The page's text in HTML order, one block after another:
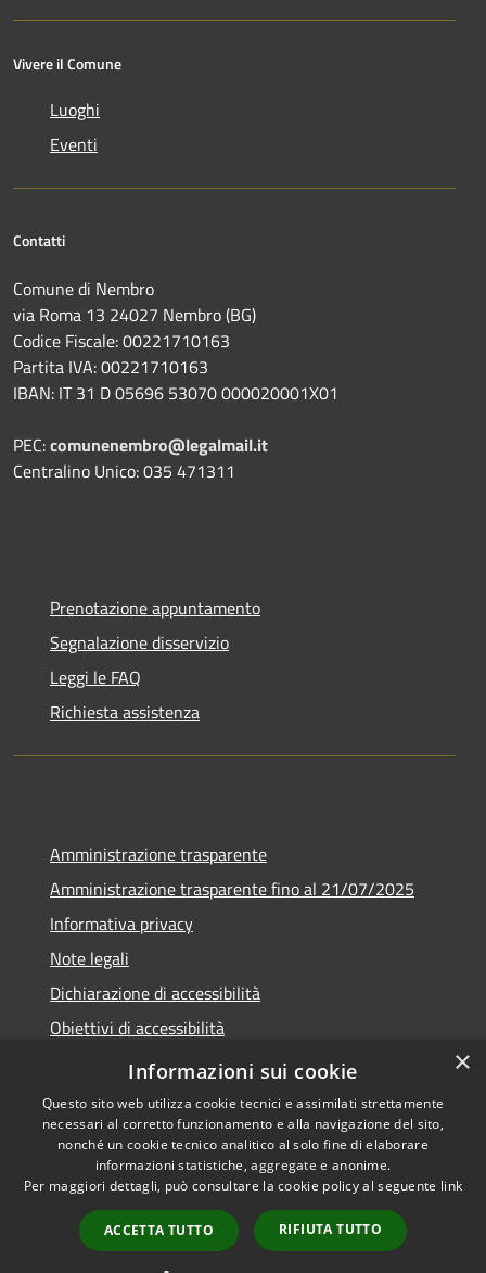
Vivere il Comune
Luoghi
Eventi
Contatti
Comune di Nembro
via Roma 13 24027 Nembro (BG)
Codice Fiscale: 00221710163
Partita IVA: 00221710163
IBAN: IT 31 D 05696 53070 000020001X01
PEC:comunenembro@legalmail.it
Centralino Unico: 035 471311
Prenotazione appuntamento
Segnalazione disservizio
Leggi le FAQ
Richiesta assistenza
Amministrazione trasparente
Amministrazione trasparente fino al 21/07/2025
Informativa privacy
Note legali
Dichiarazione di accessibilità
Obiettivi di accessibilità
Piano di miglioramento
Accessibilità
Copyright © 2026 • Comune di
Nembro • Powered by
Municipium•
Accesso
redazione
×
Informazioni sui cookie
Questo sito web utilizza cookie tecnici e assimilati strettamente
necessari al corretto funzionamento e alla navigazione del sito,
nonché un cookie tecnico analitico al solo fine di elaborare
informazioni statistiche, aggregate e anonime.
Per maggiori dettagli, può consultare la cookie policy al seguente link
ACCETTA TUTTO RIFIUTA TUTTO